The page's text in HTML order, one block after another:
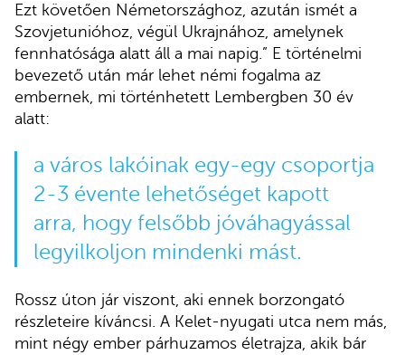
Ezt követően Németországhoz, azután ismét a
Szovjetunióhoz, végül Ukrajnához, amelynek
fennhatósága alatt áll a mai napig.” E történelmi
bevezető után már lehet némi fogalma az
embernek, mi történhetett Lembergben 30 év
alatt:
a város lakóinak egy-egy csoportja
2-3 évente lehetőséget kapott
arra, hogy felsőbb jóváhagyással
legyilkoljon mindenki mást.
Rossz úton jár viszont, aki ennek borzongató
részleteire kíváncsi. A Kelet-nyugati utca nem más,
mint négy ember párhuzamos életrajza, akik bár